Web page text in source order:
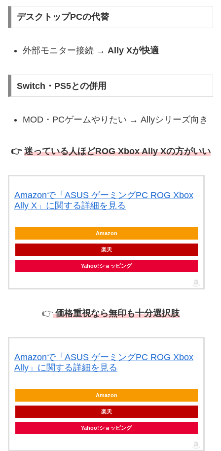
デスクトップPCの代替
外部モニター接続 → Ally Xが快適
Switch・PS5との併用
MOD・PCゲームやりたい → Allyシリーズ向き
👉 迷っている人ほどROG Xbox Ally Xの方がいい
Amazonで「ASUS ゲーミングPC ROG Xbox
Ally X」に関する詳細を見る
Amazon
楽天
Yahoo!ショッピング
👉 価格重視なら無印も十分選択肢
Amazonで「ASUS ゲーミングPC ROG Xbox
Ally」に関する詳細を見る
Amazon
楽天
Yahoo!ショッピング